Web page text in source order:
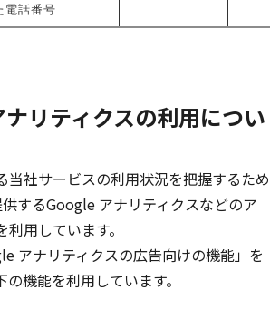
電話番号
リティクスの利用につい
当社サービスの利用状況を把握するため
するGoogle アナリティクスなどのア
用しています。
アナリティクスの広告向けの機能」を
機能を利用しています。